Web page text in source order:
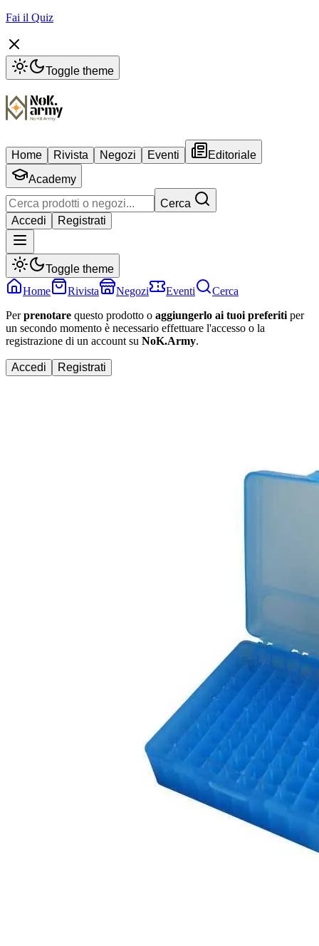
Fai il Quiz
Toggle theme
Home Rivista Negozi Eventi
Editoriale
Academy
Cerca
Accedi
Registrati
Toggle theme
Home
Rivista Negozi Eventi
Cerca
Perprenotare questo prodotto o aggiungerlo ai tuoi preferiti per
un secondo momento è necessario effettuare l'accesso o la
registrazione di un account su NoK.Army.
Accedi Registrati